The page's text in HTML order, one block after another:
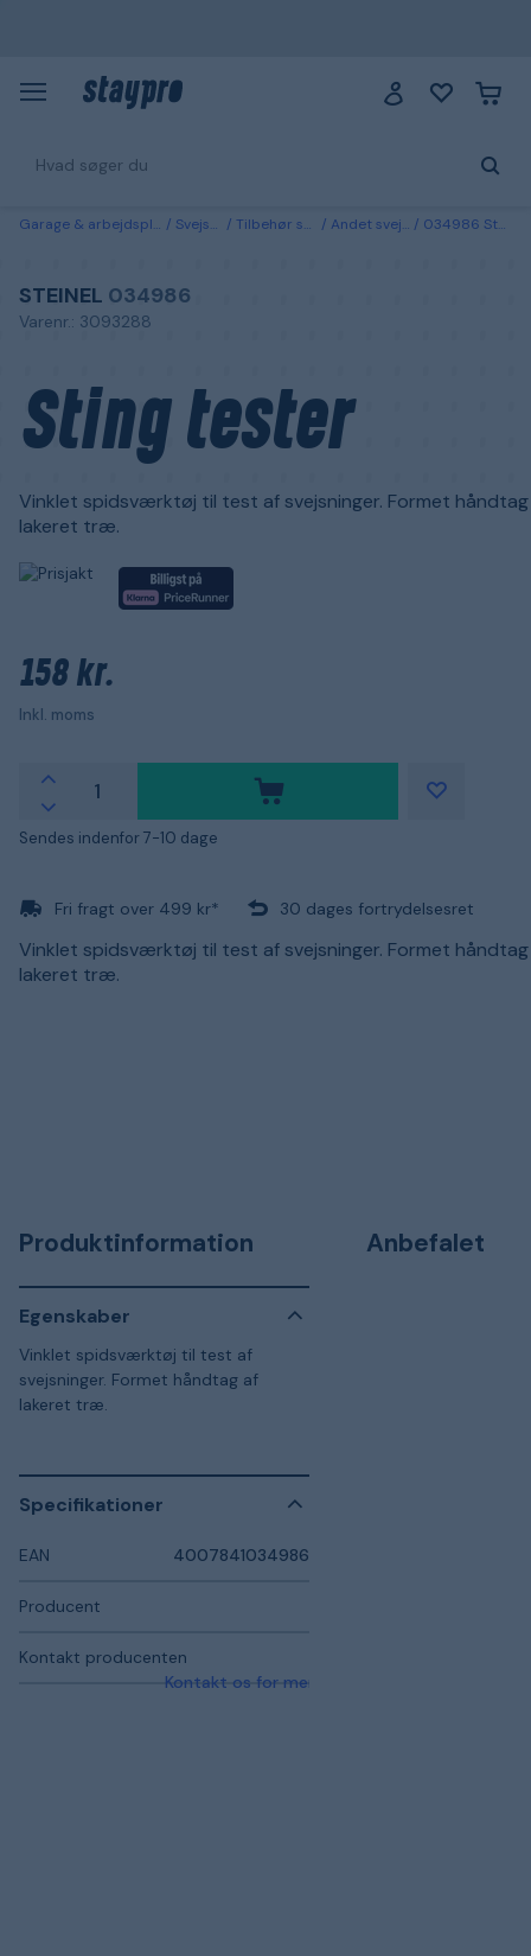
Garage & arbejdsplads Svejsning Tilbehør svejsning Andet svejsetilbehør 034986 Steinel Sting tester
STEINEL 034986
Varenr.: 3093288
Sting tester
Vinklet spidsværktøj til test af svejsninger. Formet
lakeret træ.
158 kr.
Inkl. moms
Sendes indenfor 7-10 dage
Fri fragt over 499 kr* 30 dages fortrydelsesret
Vinklet spidsværktøj til test af svejsninger. Formet
lakeret træ.
Produktinformation
Egenskaber
Vinklet spidsværktøj til test af
svejsninger. Formet håndtag af
lakeret træ.
Specifikationer
EAN 4007841034986
Producent
Kontakt producenten
Kontakt os for mere information
Anbefalet